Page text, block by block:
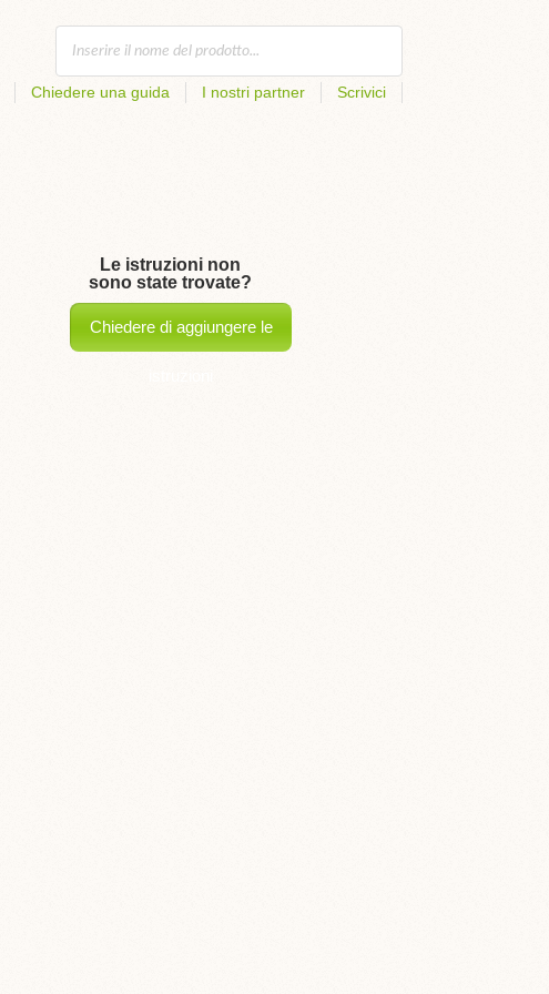
Chiedere una guida I nostri partner Scrivici
Le istruzioni non
sono state trovate?
Chiedere di aggiungere le